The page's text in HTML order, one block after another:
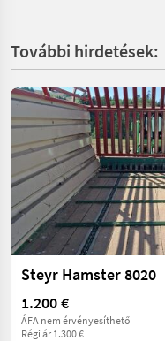
További hirdetések:
Steyr Hamster 8020
1.200 €
ÁFA nem érvényesíthető
Régi ár 1.300 €